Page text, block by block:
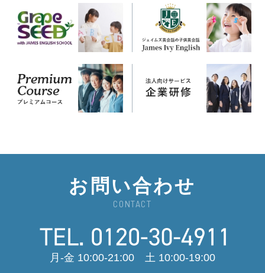
お問い合わせ
CONTACT
月-金 10:00-21:00 土 10:00-19:00